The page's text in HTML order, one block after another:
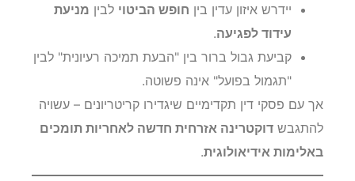
יידרש איזון עדין בין חופש הביטוי לבין מניעת
עידוד לפגיעה.
קביעת גבול ברור בין "הבעת תמיכה רעיונית" לבין
"תגמול בפועל" אינה פשוטה.
אך עם פסקי דין תקדימיים שיגדירו קריטריונים – עשויה
להתגבש דוקטרינה אזרחית חדשה לאחריות תומכים
באלימות אידיאולוגית.